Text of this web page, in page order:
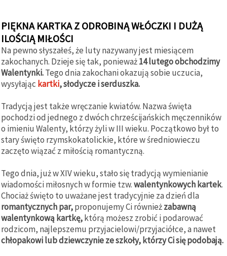
PIĘKNA KARTKA Z ODROBINĄ WŁÓCZKI I DUŻĄ
ILOŚCIĄ MIŁOŚCI
Na pewno słyszałeś, że luty nazywany jest miesiącem
zakochanych. Dzieje się tak, ponieważ14 lutego obchodzimy
Walentynki.Tego dnia zakochani okazują sobie uczucia,
wysyłając kartki, słodycze i serduszka.
Tradycją jest także wręczanie kwiatów. Nazwa święta
pochodzi od jednego z dwóch chrześcijańskich męczenników
o imieniu Walenty, którzy żyli w III wieku. Początkowo był to
stary święto rzymskokatolickie, które w średniowieczu
zaczęto wiązać z miłością romantyczną.
Tego dnia, już w XIV wieku, stało się tradycją wymienianie
wiadomości miłosnych w formie tzw.walentynkowych kartek.
Chociaż święto to uważane jest tradycyjnie za dzień dla
romantycznych par,proponujemy Ci równieżzabawną
walentynkową kartkę,którą możesz zrobić i podarować
rodzicom, najlepszemu przyjacielowi/przyjaciółce, a nawet
chłopakowi lub dziewczynie ze szkoły, którzy Ci się podobają.